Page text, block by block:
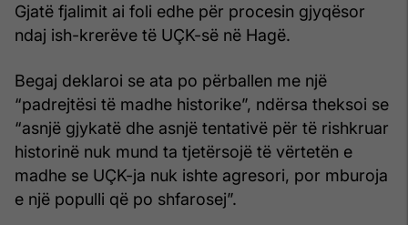
Gjatë fjalimit ai foli edhe për procesin gjyqësor
ndaj ish-krerëve të UÇK-së në Hagë.
Begaj deklaroi se ata po përballen me një
“padrejtësi të madhe historike”, ndërsa theksoi se
“asnjë gjykatë dhe asnjë tentativë për të rishkruar
historinë nuk mund ta tjetërsojë të vërtetën e
madhe se UÇK-ja nuk ishte agresori, por mburoja
e një populli që po shfarosej”.